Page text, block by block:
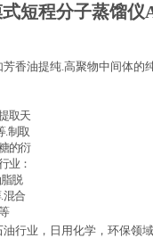
短程分子蒸馏仪
芳香油提纯 高聚物中间体的
取天
.制取
的衍
业：
脱
.混合
油行业，日用化学，环保领